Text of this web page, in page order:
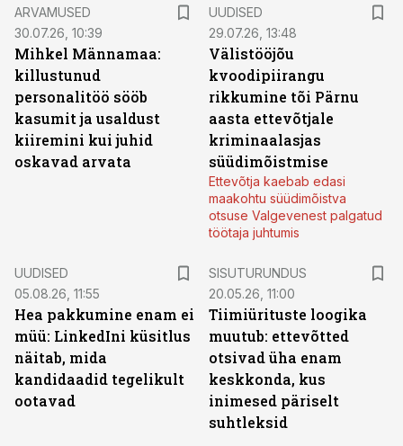
ARVAMUSED
30.07.26, 10:39
Mihkel Männamaa:
killustunud
personalitöö sööb
kasumit ja usaldust
kiiremini kui juhid
oskavad arvata
UUDISED
29.07.26, 13:48
Välistööjõu
kvoodipiirangu
rikkumine tõi Pärnu
aasta ettevõtjale
kriminaalasjas
süüdimõistmise
Ettevõtja kaebab edasi
maakohtu süüdimõistva
otsuse Valgevenest palgatud
töötaja juhtumis
UUDISED
05.08.26, 11:55
Hea pakkumine enam ei
müü: LinkedIni küsitlus
näitab, mida
kandidaadid tegelikult
ootavad
SISUTURUNDUS
20.05.26, 11:00
Tiimiürituste loogika
muutub: ettevõtted
otsivad üha enam
keskkonda, kus
inimesed päriselt
suhtleksid